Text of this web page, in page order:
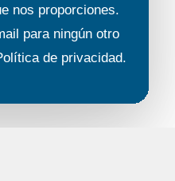
nos proporciones.
para ningún otro
de privacidad.